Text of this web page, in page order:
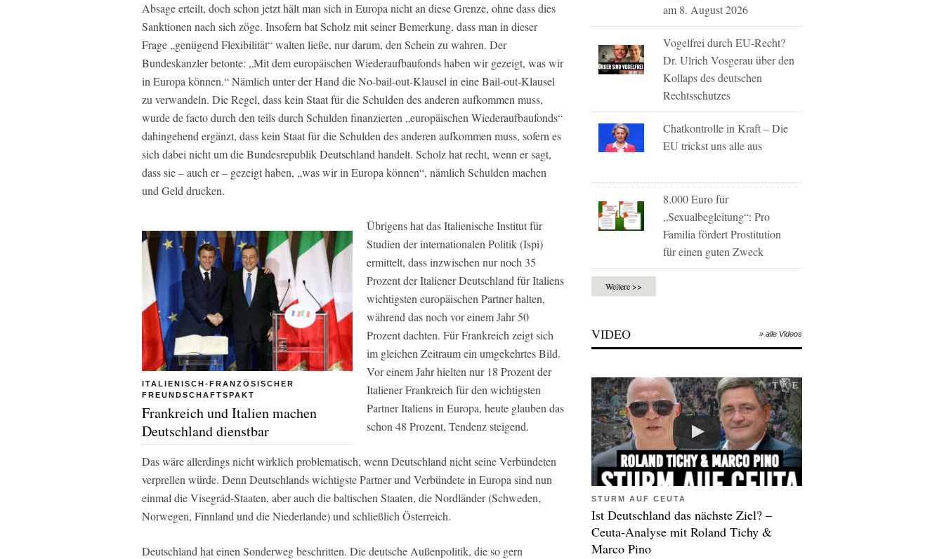
Absage erteilt, doch schon jetzt hält man sich in Europa nicht an diese Grenze, ohne dass dies
Sanktionen nach sich zöge. Insofern bat Scholz mit seiner Bemerkung, dass man in dieser
Frage „genügend Flexibilität“ walten ließe, nur darum, den Schein zu wahren. Der
Bundeskanzler betonte: „Mit dem europäischen Wiederaufbaufonds haben wir gezeigt, was wir
in Europa können.“ Nämlich unter der Hand die No-bail-out-Klausel in eine Bail-out-Klausel
zu verwandeln. Die Regel, dass kein Staat für die Schulden des anderen aufkommen muss,
wurde de facto durch den teils durch Schulden finanzierten „europäischen Wiederaufbaufonds“
dahingehend ergänzt, dass kein Staat für die Schulden des anderen aufkommen muss, sofern es
sich dabei nicht um die Bundesrepublik Deutschland handelt. Scholz hat recht, wenn er sagt,
dass sie – auch er – gezeigt haben, „was wir in Europa können“, nämlich Schulden machen
und Geld drucken.
ITALIENISCH-FRANZÖSISCHER
FREUNDSCHAFTSPAKT
Frankreich und Italien machen
Deutschland dienstbar
Übrigens hat das Italienische Institut für
Studien der internationalen Politik (Ispi)
ermittelt, dass inzwischen nur noch 35
Prozent der Italiener Deutschland für Italiens
wichtigsten europäischen Partner halten,
während das noch vor einem Jahr 50
Prozent dachten. Für Frankreich zeigt sich
im gleichen Zeitraum ein umgekehrtes Bild.
Vor einem Jahr hielten nur 18 Prozent der
Italiener Frankreich für den wichtigsten
Partner Italiens in Europa, heute glauben das
schon 48 Prozent, Tendenz steigend.
Das wäre allerdings nicht wirklich problematisch, wenn Deutschland nicht seine Verbündeten
verprellen würde. Denn Deutschlands wichtigste Partner und Verbündete in Europa sind nun
einmal die Visegrád-Staaten, aber auch die baltischen Staaten, die Nordländer (Schweden,
Norwegen, Finnland und die Niederlande) und schließlich Österreich.
Deutschland hat einen Sonderweg beschritten. Die deutsche Außenpolitik, die so gern
am 8. August 2026
Vogelfrei durch EU-Recht?
Dr. Ulrich Vosgerau über den
Kollaps des deutschen
Rechtsschutzes
Chatkontrolle in Kraft – Die
EU trickst uns alle aus
8.000 Euro für
„Sexualbegleitung“: Pro
Familia fördert Prostitution
für einen guten Zweck
Weitere >>
VIDEO » alle Videos
STURM AUF CEUTA
Ist Deutschland das nächste Ziel? –
Ceuta-Analyse mit Roland Tichy &
Marco Pino